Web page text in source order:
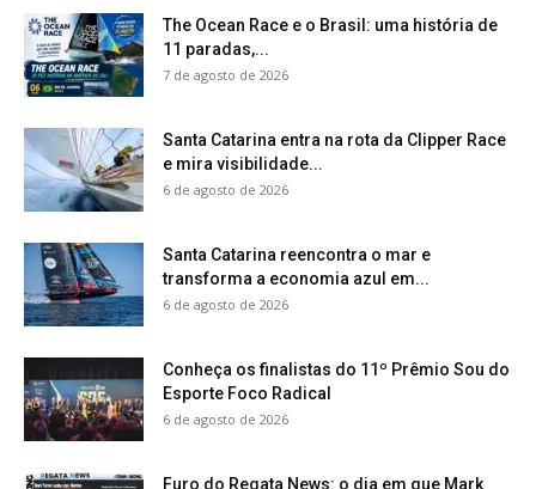
The Ocean Race e o Brasil: uma história de
11 paradas,...
7 de agosto de 2026
Santa Catarina entra na rota da Clipper Race
e mira visibilidade...
6 de agosto de 2026
Santa Catarina reencontra o mar e
transforma a economia azul em...
6 de agosto de 2026
Conheça os finalistas do 11º Prêmio Sou do
Esporte Foco Radical
6 de agosto de 2026
Furo do Regata News: o dia em que Mark